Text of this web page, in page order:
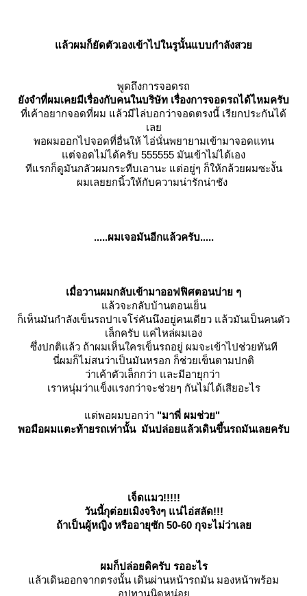
ล้วผมก็ยัดตัวเองเข้าไปในรูนั้นแบบกำลังสว
พูดถึงการจอดรถ
ังจำที่ผมเคยมีเรื่องกับคนในบริษัท เรื่องการจอดรถได้ไหมครับ
ที่เค้าอยากจอดที่ผม แล้วมีไล่บอกว่าจอดตรงนี้ เรียกประกันได้
เล
พอผมออกไปจอดที่อื่นให้ ไอ่นั่นพยายามเข้ามาจอดแทน
ต่จอดไม่ได้ครับ 555555 มันเข้าไม่ได้เอง
ทีแรกก็ดูมันกลัวผมกระทืบเอานะ แต่อยู่ๆ ก็ให้กล้วยผมซะงั้น
ผมเลยยกนิ้วให้กับความน่ารักน่าชัง
.....ผมเจอมันอีกแล้วครับ.....
เมื่อวานผมกลับเข้ามาออฟฟิศตอนบ่าย ๆ
ล้วจะกลับบ้านตอนเย็น
ก็เห็นมันกำลังเข็นรถปาเจโร่คันนึงอยู่คนเดียว แล้วมันเป็นคนตัว
เล็กครับ แค่ไหล่ผมเอง
ซึ่งปกติแล้ว ถ้าผมเห็นใครเข็นรถอยู่ ผมจะเข้าไปช่วยทันที
นี่ผมก็ไม่สนว่าเป็นมันหรอก ก็ช่วยเข็นตามปกติ
ว่าเค้าตัวเล็กกว่า และมีอายุกว่า
เราหนุ่มว่าแข็งแรงกว่าจะช่วยๆ กันไม่ได้เสียอะไร
ต่พอผมบอกว่า "มาพี่ ผมช่วย"
พอมือผมแตะท้ายรถเท่านั้น มันปล่อยแล้วเดินขึ้นรถมันเลยครับ
เจ็ดแมว!!!!!
วันนี้กุต่อยเมิงจริงๆ แน่ไอ่สลัด!!!
ถ้าเป็นผู้หญิง หรืออายุซัก 50-60 กุจะไม่ว่าเล
ผมก็ปล่อยดิครับ รออะไร
ล้วเดินออกจากตรงนั้น เดินผ่านหน้ารถมัน มองหน้าพร้อม
อุปทานนิดหน่อ